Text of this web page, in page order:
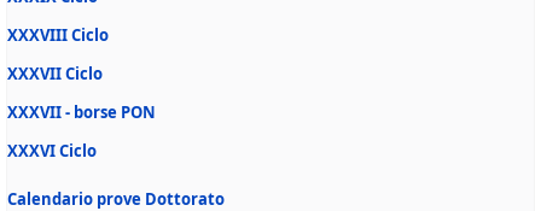
XXXVIII Ciclo
XXXVII Ciclo
XXXVII - borse PON
XXXVI Ciclo
Calendario prove Dottorato